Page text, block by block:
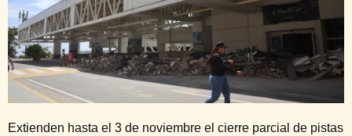
Extienden hasta el 3 de noviembre el cierre parcial de pistas